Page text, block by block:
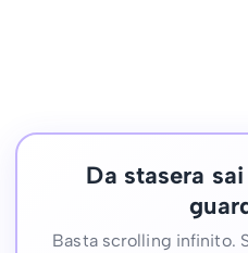
Da stasera
Basta scrolling infinito.